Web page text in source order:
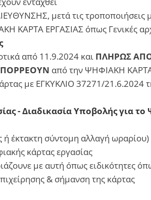
μετά τις
ΕΡΓΑΣΙΑΣ όπως Γενικές
από 11.9.2024 και ΠΛΗΡΩΣ ΑΠΟ
από την ΨΗΦΙΑΚΗ ΚΑΡΤΑ
με ΕΓΚΥΚΛΙΟ 37271/
- Διαδικασία Υποβολής για
ή έκτακτη σύντομη αλλαγή
κάρτας εργασίας
με αυτή όπως ειδικότητες
& σήμανση της κάρτας